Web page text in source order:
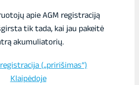
apie AGM registraciją
tik tada, kai jau pakeitė
akumuliatorių.
(„pririšimas“)
Klaipėdoje